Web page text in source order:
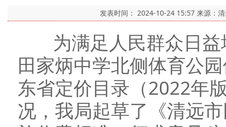
发表时间： 2024-10-24 15:57 来源：
为满足人民群众日益
田家炳中学北侧体育公
东省定价目录（2022年
况，我局起草了《清远